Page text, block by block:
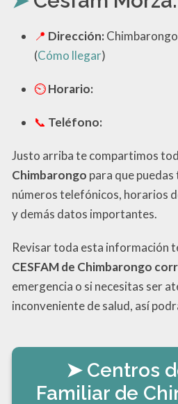
Dirección:
(Cómo llegar)
Horario:
Teléfono:
Justo arriba te compartimos
Chimbarongo para que
números telefónicos, horarios
y demás datos importantes.
Revisar toda esta información
CESFAM de Chimbarongo
emergencia o si necesitas ser
inconveniente de salud, así
Centros
Familiar de